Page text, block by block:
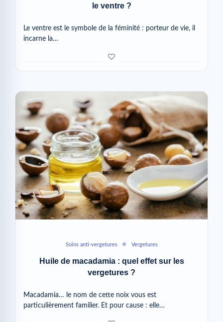
le ventre ?
Le ventre est le symbole de la féminité : porteur de vie, il
incarne la…
Soins anti-vergetures Vergetures
Huile de macadamia : quel effet sur les
vergetures ?
Macadamia… le nom de cette noix vous est
particulièrement familier. Et pour cause : elle…